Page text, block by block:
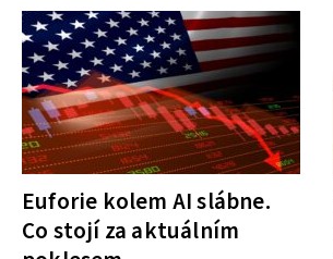
Euforie kolem AI slábne.
Co stojí za aktuálním